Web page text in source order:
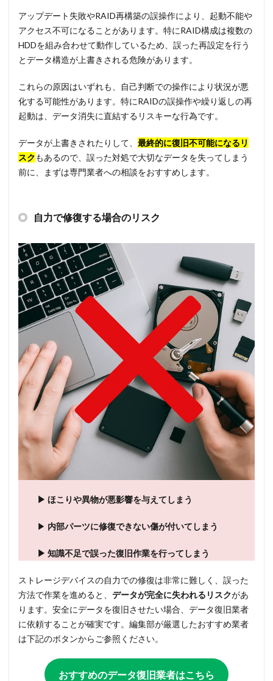
アップデート失敗やRAID再構築の誤操作により、起動不能や
アクセス不可になることがあります。特にRAID構成は複数の
HDDを組み合わせて動作しているため、誤った再設定を行う
とデータ構造が上書きされる危険があります。
これらの原因はいずれも、自己判断での操作により状況が悪
化する可能性があります。特にRAIDの誤操作や繰り返しの再
起動は、データ消失に直結するリスキーな行為です。
データが上書きされたりして、 最終的に復旧不可能になるリ
スク もあるので、誤った対処で大切なデータを失ってしまう
前に、まずは専門業者への相談をおすすめします。
自力で修復する場合のリスク
▶ ほこりや異物が悪影響を与えてしまう
▶ 内部パーツに修復できない傷が付いてしまう
▶ 知識不足で誤った復旧作業を行ってしまう
ストレージデバイスの自力での修復は非常に難しく、誤った
方法で作業を進めると、 データが完全に失われるリスクがあ
ります。安全にデータを復旧させたい場合、データ復旧業者
に依頼することが確実です。編集部が厳選したおすすめ業者
は下記のボタンからご参照ください。
おすすめのデータ復旧業者はこちら